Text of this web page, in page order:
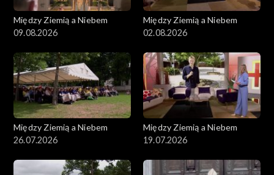
Między Ziemią a Niebem
09.08.2026
Między Ziemią a Niebem
02.08.2026
Między Ziemią a Niebem
26.07.2026
Między Ziemią a Niebem
19.07.2026